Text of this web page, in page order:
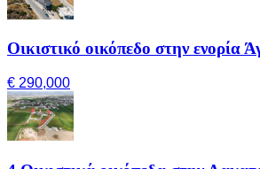
Οικιστικό οικόπεδο στην ενορία
€ 290,000